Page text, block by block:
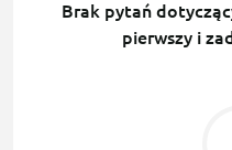
Brak pytań
pierwszy i